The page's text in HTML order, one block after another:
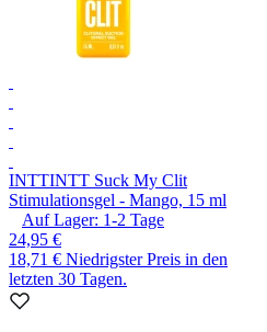
INTTINTT Suck My Clit
Stimulationsgel - Mango, 15 ml
Auf Lager: 1-2 Tage
24,95 €
18,71 € Niedrigster Preis in den
letzten 30 Tagen.